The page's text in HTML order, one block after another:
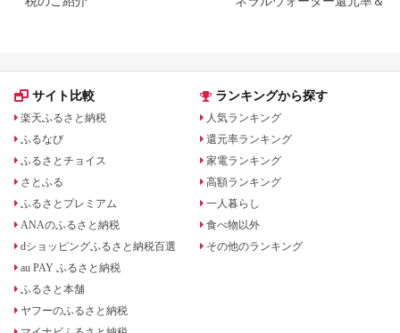
サイト比較
楽天ふるさと納税
ふるなび
ふるさとチョイス
さとふる
ふるさとプレミアム
ANAのふるさと納税
dショッピングふるさと納税百選
au PAY ふるさと納税
ふるさと本舗
ヤフーのふるさと納税
ランキングから探す
人気ランキング
還元率ランキング
家電ランキング
高額ランキング
一人暮らし
食べ物以外
その他のランキング